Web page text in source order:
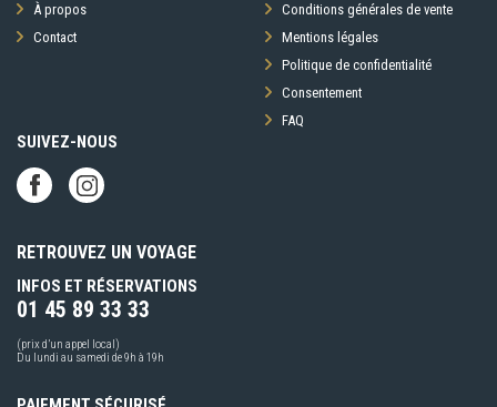
À propos
Contact
Conditions générales de vente
Mentions légales
Politique de confidentialité
Consentement
FAQ
SUIVEZ-NOUS
RETROUVEZ UN VOYAGE
INFOS ET RÉSERVATIONS
01 45 89 33 33
(prix d’un appel local)
Du lundi au samedi de 9h à 19h